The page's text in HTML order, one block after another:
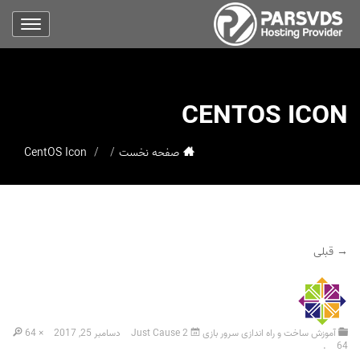
CENTOS ICON
صفحه نخست CentOS Icon
→ قبلی
آموزش ساخت و راه اندازی سرور بازی Just Cause 2 دسامبر 25, 2017
64 ×
64
.